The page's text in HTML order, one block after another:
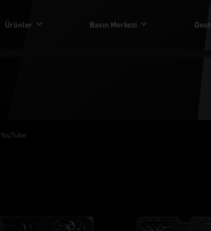
Ürünler Basın Merkezi
YouTube